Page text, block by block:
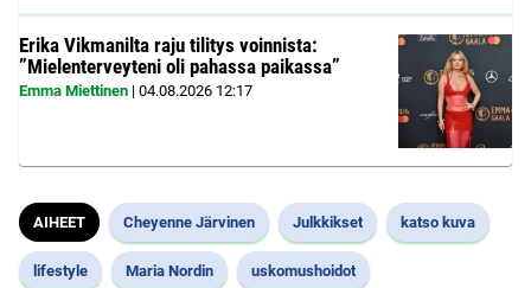
Erika Vikmanilta raju tilitys voinnista:
”Mielenterveyteni oli pahassa paikassa”
Emma Miettinen | 04.08.2026 12:17
AIHEET Cheyenne Järvinen Julkkikset katso kuva
lifestyle Maria Nordin uskomushoidot